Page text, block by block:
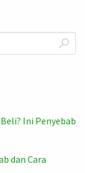
Ini Penyebab
dan Cara